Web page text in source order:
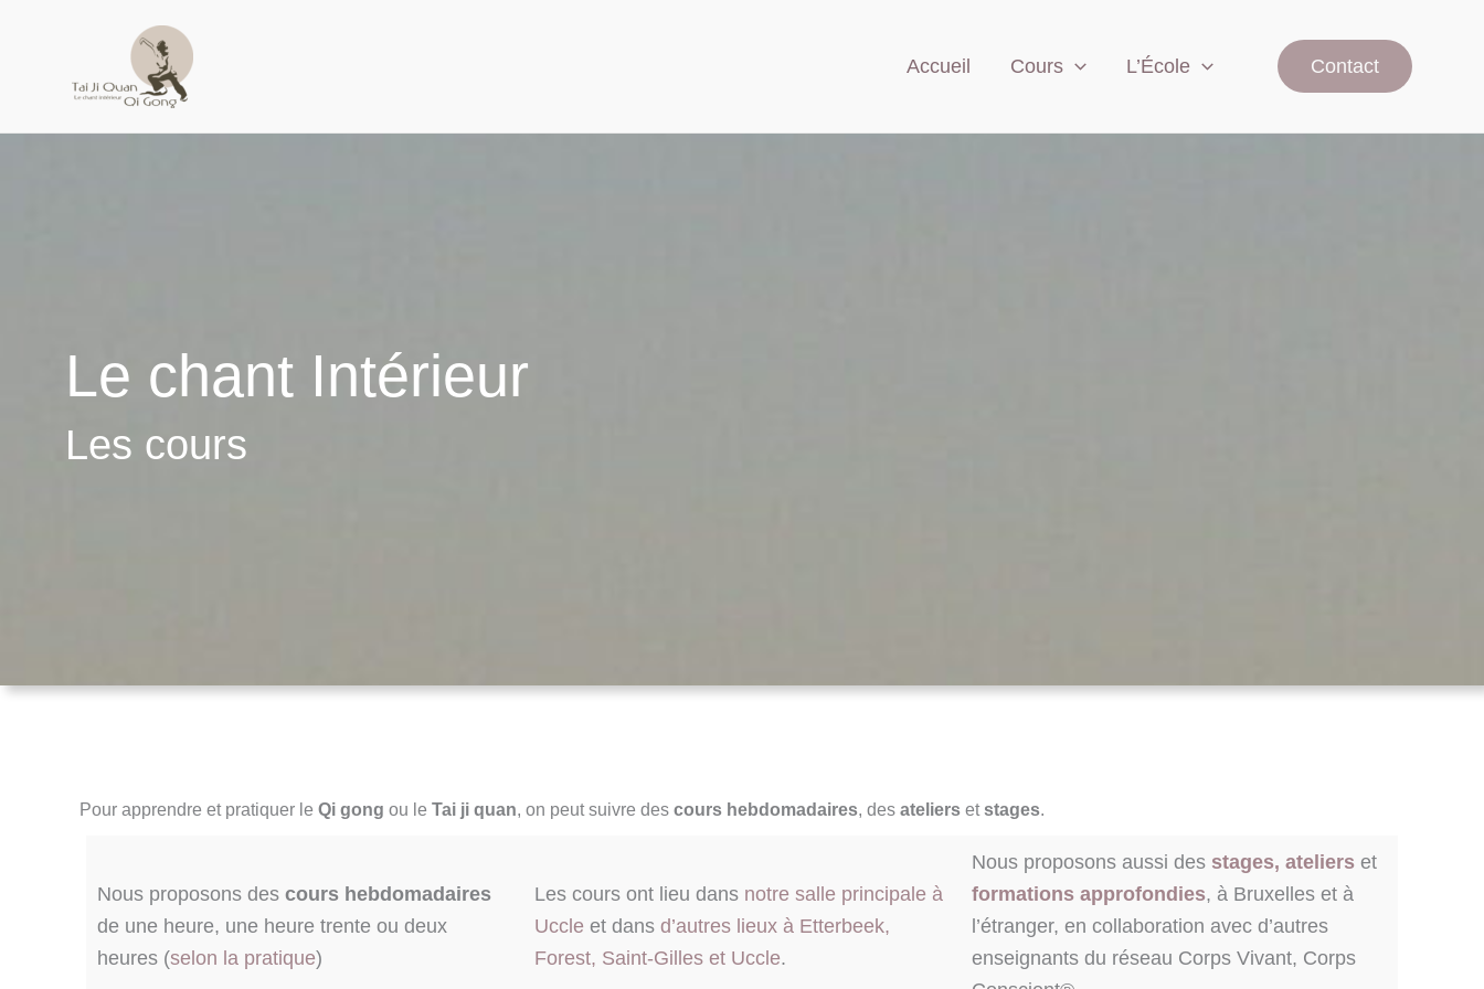
Accueil Cours L’École Contact
Le chant Intérieur
Les cours
Pour apprendre et pratiquer le Qi gong ou le Tai ji quan, on peut suivre des cours hebdomadaires, des ateliers etstages.
Nous proposons des cours hebdomadaires
de une heure, une heure trente ou deux
heures (selon la pratique)
Les cours ont lieu dans notre salle principale à
Uccle et dans d’autres lieux à Etterbeek,
Forest, Saint-Gilles et Uccle.
Nous proposons aussi des stages, ateliers et
formations approfondies, à Bruxelles et à
l’étranger, en collaboration avec d’autres
enseignants du réseau Corps Vivant, Corps